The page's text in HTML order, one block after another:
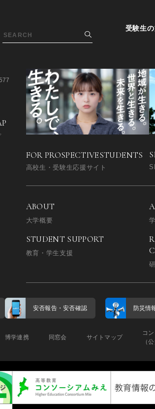
受験生
FOR PROSPECTIVESTUDENTS
高校生・受験生応援サイト
ABOUT
大学概要
STUDENT SUPPORT
教育・学生支援
安否報告・安否確認 防災情
博学連携 同窓会 サイトマップ
コ
（